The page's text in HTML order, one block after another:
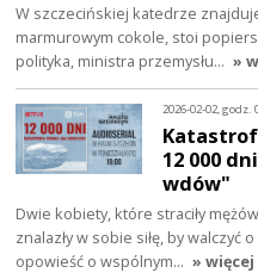
W szczecińskiej katedrze
marmurowym cokole, stoi
polityka, ministra przemysłu… »
2026-02-02, godz.
12 000
wdów"
Dwie kobiety, które straciły
znalazły w sobie siłę, by walczyć
opowieść o wspólnym… » więcej